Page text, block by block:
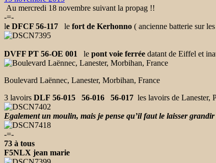
Au mercredi 18 novembre suivant la propag !!
-=-
le DFCF 56-117 le fort de Kerhonno ( ancienne batterie sur
DVFF PT 56-OE 001 le pont voie ferrée datant de Eiffel et
Boulevard Laënnec, Lanester, Morbihan, France
3 lavoirs DLF 56-015 56-016 56-017 les lavoirs de Lanester,
Egalement un moulin, mais je pense qu’il faut le laisser
-=-
73 à tous
F5NLX jean marie